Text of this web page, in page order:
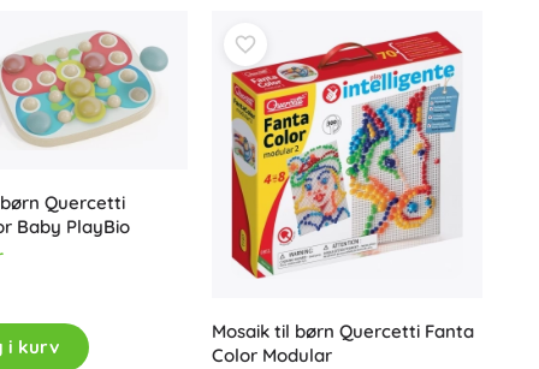
Quercetti
Baby PlayBio
i kurv
Mosaik til børn Quercetti Fanta
Color Modular